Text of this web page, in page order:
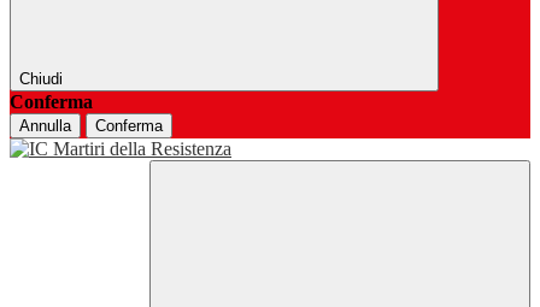
Chiudi
Conferma
Annulla Conferma